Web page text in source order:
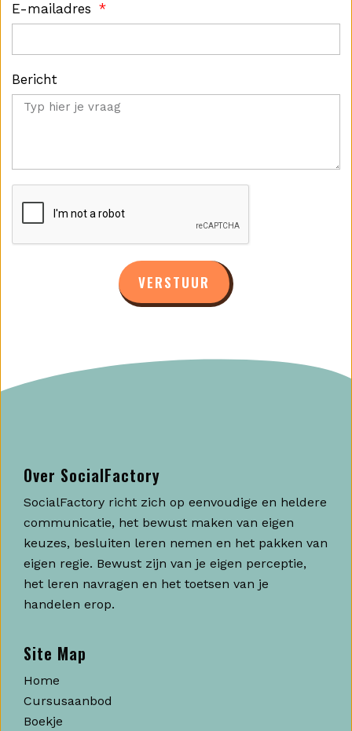
E-mailadres
Bericht
VERSTUUR
Over SocialFactory
SocialFactory richt zich op eenvoudige en heldere
communicatie, het bewust maken van eigen
keuzes, besluiten leren nemen en het pakken van
eigen regie. Bewust zijn van je eigen perceptie,
het leren navragen en het toetsen van je
handelen erop.
Site Map
Home
Cursusaanbod
Boekje